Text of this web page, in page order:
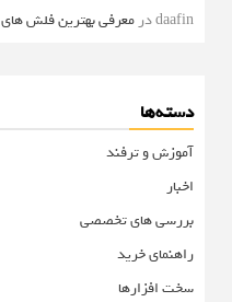
daafinدر معرفی بهترین فلش های 64 گیگابایت با سرعت بالا
دسته‌ها
آموزش و ترفند
اخبار
بررسی های تخصصی
راهنمای خرید
سخت افزارها